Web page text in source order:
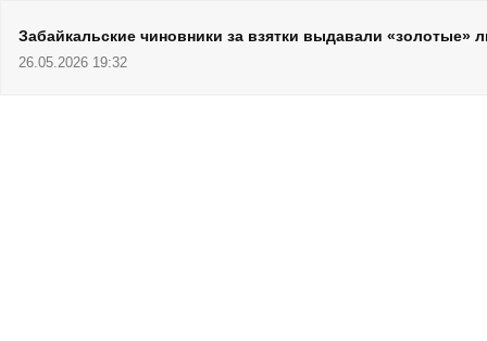
Забайкальские чиновники за взятки выдавали «золотые»
26.05.2026 19:32